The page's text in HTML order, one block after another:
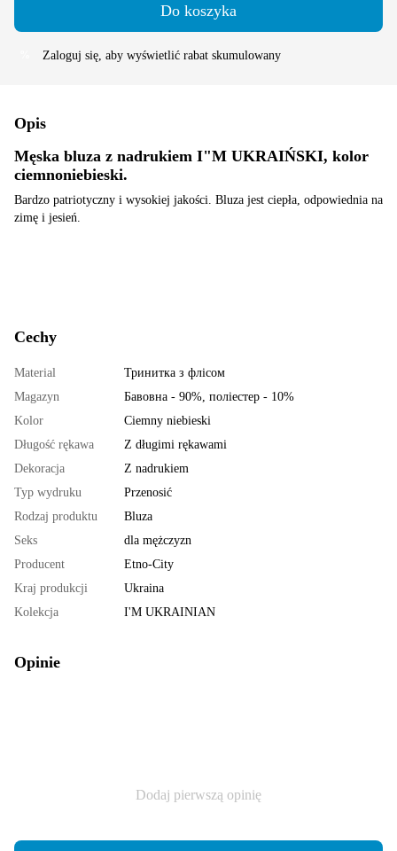
Do koszyka
Zaloguj się , aby wyświetlić rabat skumulowany
Opis
Męska bluza z nadrukiem I"M UKRAIŃSKI, kolor
ciemnoniebieski.
Bardzo patriotyczny i wysokiej jakości. Bluza jest ciepła, odpowiednia na
zimę i jesień.
Cechy
Material
Тринитка з флісом
Magazyn
Бавовна - 90%, поліестер - 10%
Kolor
Ciemny niebieski
Długość rękawa
Z długimi rękawami
Dekoracja
Z nadrukiem
Typ wydruku
Przenosić
Rodzaj produktu
Bluza
Seks
dla mężczyzn
Producent
Etno-City
Kraj produkcji
Ukraina
Kolekcja
I'M UKRAINIAN
Opinie
Dodaj pierwszą opinię